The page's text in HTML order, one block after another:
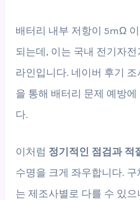
배터리 내부 저항이 5mΩ
되는데, 이는 국내 전기자
라인입니다. 네이버 후기
을 통해 배터리 문제 예방
다.
이처럼 정기적인 점검과 적
수명을 크게 좌우합니다.
는 제조사별로 다를 수 있